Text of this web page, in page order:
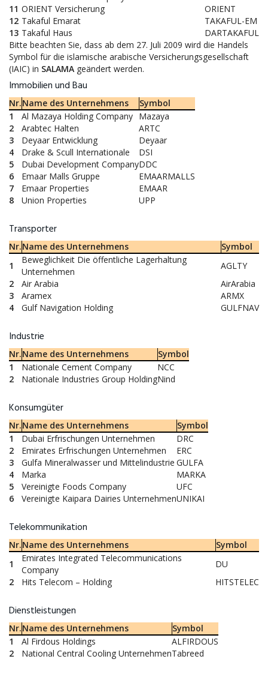
11 ORIENT Versicherung
ORIENT
12 Takaful Emarat
TAKAFUL-EM
13 Takaful Haus
DARTAKAFUL
Bitte beachten Sie, dass ab dem 27. Juli 2009 wird die Handels
Symbol für die islamische arabische Versicherungsgesellschaft
(IAIC) in SALAMA geändert werden.
Immobilien und Bau
Nr.Name des Unternehmens
Symbol
1
Al Mazaya Holding Company Mazaya
2
Arabtec Halten
ARTC
3
Deyaar Entwicklung
Deyaar
4
Drake & Scull Internationale
DSI
5
Dubai Development CompanyDDC
6
Emaar Malls Gruppe
EMAARMALLS
7
Emaar Properties
EMAAR
8
Union Properties UPP
Transporter
Nr.Name des Unternehmens
Symbol
1
Beweglichkeit Die öffentliche Lagerhaltung
Unternehmen
AGLTY
2
Air Arabia
AirArabia
3
Aramex
ARMX
4
Gulf Navigation Holding GULFNAV
Industrie
Nr.Name des Unternehmens
Symbol
1
Nationale Cement Company
NCC
2
Nationale Industries Group HoldingNind
Konsumgüter
Nr.Name des Unternehmens
Symbol
1
Dubai Erfrischungen Unternehmen
DRC
2
Emirates Erfrischungen Unternehmen
ERC
3
Gulfa Mineralwasser und Mittelindustrie GULFA
4
Marka
MARKA
5
Vereinigte Foods Company
UFC
6
Vereinigte Kaipara Dairies UnternehmenUNIKAI
Telekommunikation
Nr.Name des Unternehmens
Symbol
1
Emirates Integrated Telecommunications
Company
DU
2
Hits Telecom – Holding HITSTELEC
Dienstleistungen
Nr.Name des Unternehmens
Symbol
1
Al Firdous Holdings
ALFIRDOUS
2
National Central Cooling UnternehmenTabreed